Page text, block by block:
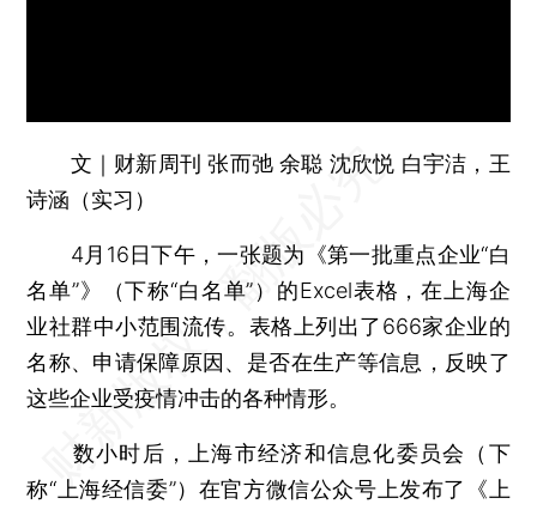
文｜财新周刊 张而弛 余聪 沈欣悦 白宇洁，王
诗涵（实习）
4月16日下午，一张题为《第一批重点企业“白
名单”》（下称“白名单”）的Excel表格，在上海企
业社群中小范围流传。表格上列出了666家企业的
名称、申请保障原因、是否在生产等信息，反映了
这些企业受疫情冲击的各种情形。
数小时后，上海市经济和信息化委员会（下
称“上海经信委”）在官方微信公众号上发布了《上